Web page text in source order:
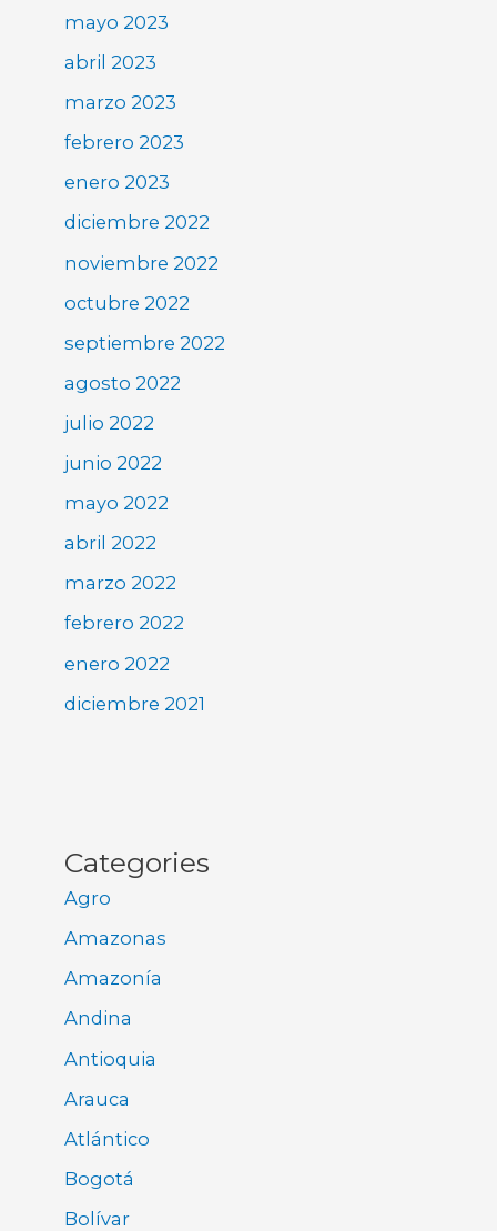
mayo 2023
abril 2023
marzo 2023
febrero 2023
enero 2023
diciembre 2022
noviembre 2022
octubre 2022
septiembre 2022
agosto 2022
julio 2022
junio 2022
mayo 2022
abril 2022
marzo 2022
febrero 2022
enero 2022
diciembre 2021
Categories
Agro
Amazonas
Amazonía
Andina
Antioquia
Arauca
Atlántico
Bogotá
Bolívar